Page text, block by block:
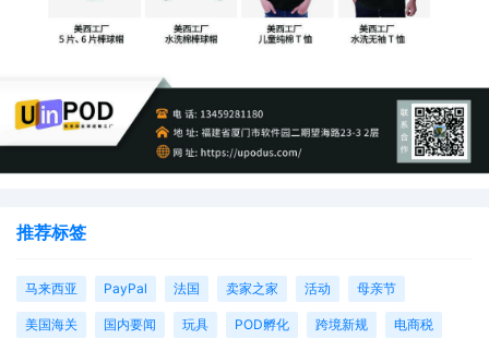
推荐标签
马来西亚 PayPal 法国 卖家之家 活动 母亲节
美国海关 国内要闻 玩具 POD孵化 跨境新规 电商税